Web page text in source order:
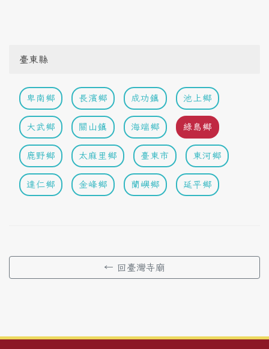
臺東縣
卑南鄉 長濱鄉 成功鎮 池上鄉
大武鄉 關山鎮 海端鄉 綠島鄉
鹿野鄉 太麻里鄉 臺東市 東河鄉
達仁鄉 金峰鄉 蘭嶼鄉 延平鄉
← 回臺灣寺廟